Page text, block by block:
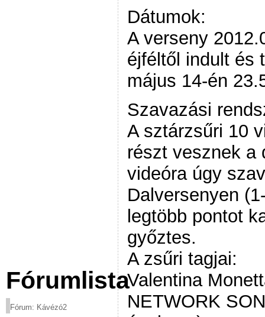
Fórumlista
Fórum: Kávézó2
Dátumok:
A verseny
éjféltől indult és
május 14-én
Szavazási
A sztárzsűri 10
részt vesznek a
videóra úgy
Dalversenyen
legtöbb pontot
győztes.
A zsűri tagjai:
Valentina
NETWORK